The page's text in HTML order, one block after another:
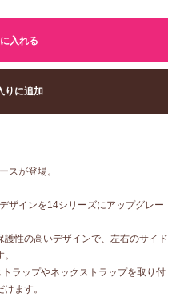
入れる
りに追加
スが登場。
ザインを14シリーズにアップグレー
性の高いデザインで、左右のサイド
ラップやネックストラップを取り付
ます。